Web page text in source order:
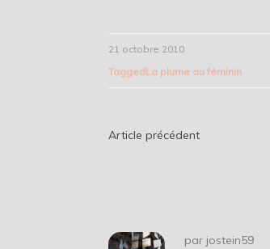
21 octobre 2010
TaggedLa plume au féminin
Navigation
Article précédent
par jostein59